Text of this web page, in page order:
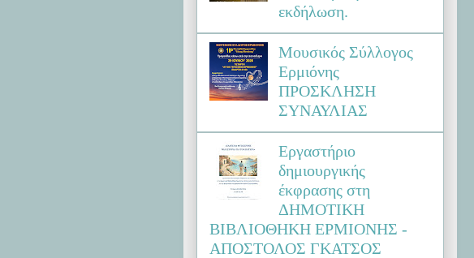
εκδήλωση.
Μουσικός Σύλλογος
Ερμιόνης
ΠΡΟΣΚΛΗΣΗ
ΣΥΝΑΥΛΙΑΣ
Εργαστήριο
δημιουργικής
έκφρασης στη
ΔΗΜΟΤΙΚΗ
ΒΙΒΛΙΟΘΗΚΗ ΕΡΜΙΟΝΗΣ -
ΑΠΟΣΤΟΛΟΣ ΓΚΑΤΣΟΣ